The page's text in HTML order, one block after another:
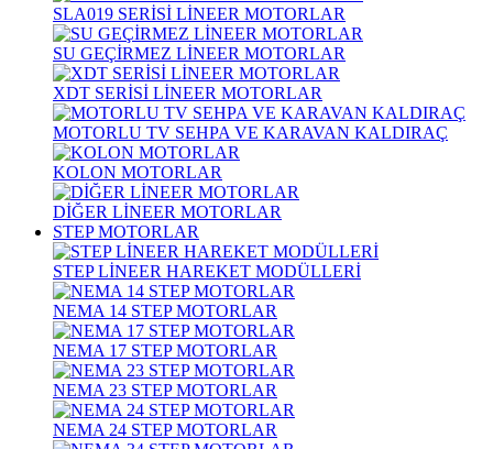
SLA019 SERİSİ LİNEER MOTORLAR
SU GEÇİRMEZ LİNEER MOTORLAR
XDT SERİSİ LİNEER MOTORLAR
MOTORLU TV SEHPA VE KARAVAN KALDIRAÇ
KOLON MOTORLAR
DİĞER LİNEER MOTORLAR
STEP MOTORLAR
STEP LİNEER HAREKET MODÜLLERİ
NEMA 14 STEP MOTORLAR
NEMA 17 STEP MOTORLAR
NEMA 23 STEP MOTORLAR
NEMA 24 STEP MOTORLAR